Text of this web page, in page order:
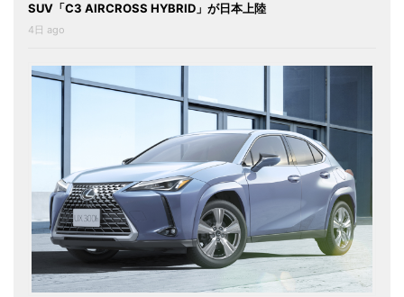
SUV「C3 AIRCROSS HYBRID」が日本上陸
4日 ago